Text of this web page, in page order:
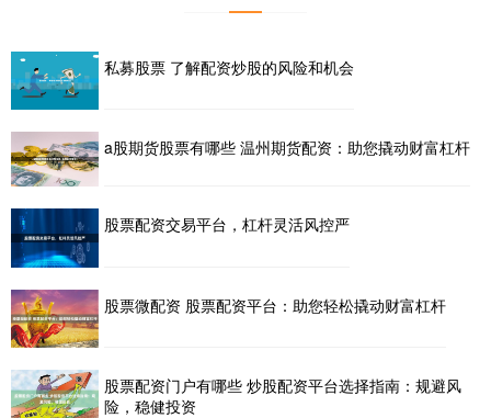
私募股票 了解配资炒股的风险和机会
a股期货股票有哪些 温州期货配资：助您撬动财富杠杆
股票配资交易平台，杠杆灵活风控严
股票微配资 股票配资平台：助您轻松撬动财富杠杆
股票配资门户有哪些 炒股配资平台选择指南：规避风
险，稳健投资